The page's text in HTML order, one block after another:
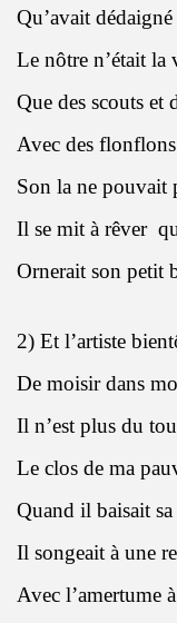
Qu’avait
Le nôtre n’était la
Que des scouts et
Avec des
Son la ne pouvait
Il se mit à rêver
Ornerait son petit
2) Et l’artiste
De moisir dans
Il n’est plus du
Le clos de ma
Quand il baisait
Il songeait à une
Avec l’amertume